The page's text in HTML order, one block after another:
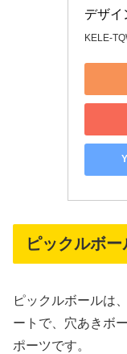
デザイ
KELE-
ピックルボー
ピックルボールは
ートで、穴あきボ
ポーツです。